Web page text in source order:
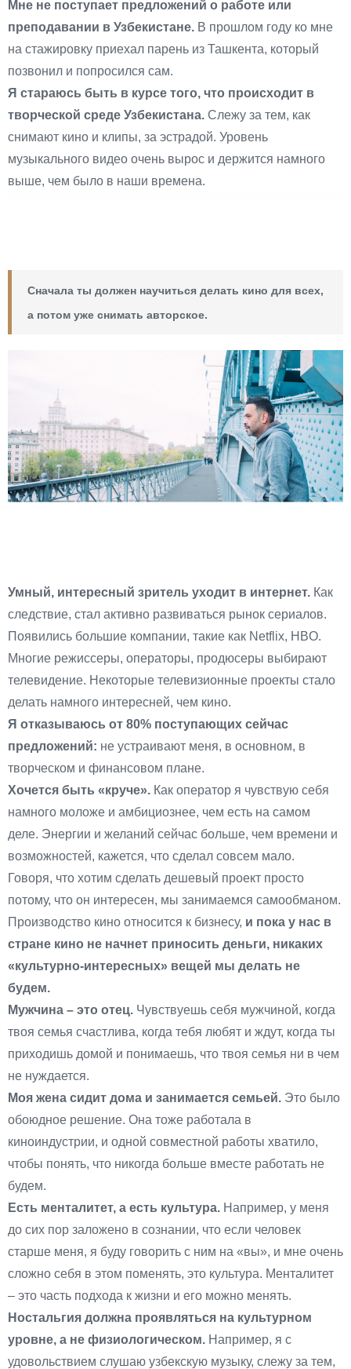
Мне не поступает предложений о работе или
преподавании в Узбекистане. В прошлом году ко мне
на стажировку приехал парень из Ташкента, который
позвонил и попросился сам.
Я стараюсь быть в курсе того, что происходит в
творческой среде Узбекистана. Слежу за тем, как
снимают кино и клипы, за эстрадой. Уровень
музыкального видео очень вырос и держится намного
выше, чем было в наши времена.
Сначала ты должен научиться делать кино для всех,
а потом уже снимать авторское.
Умный, интересный зритель уходит в интернет. Как
следствие, стал активно развиваться рынок сериалов.
Появились большие компании, такие как Netflix, HBO.
Многие режиссеры, операторы, продюсеры выбирают
телевидение. Некоторые телевизионные проекты стало
делать намного интересней, чем кино.
Я отказываюсь от 80% поступающих сейчас
предложений: не устраивают меня, в основном, в
творческом и финансовом плане.
Хочется быть «круче». Как оператор я чувствую себя
намного моложе и амбициознее, чем есть на самом
деле. Энергии и желаний сейчас больше, чем времени и
возможностей, кажется, что сделал совсем мало.
Говоря, что хотим сделать дешевый проект просто
потому, что он интересен, мы занимаемся самообманом.
Производство кино относится к бизнесу, и пока у нас в
стране кино не начнет приносить деньги, никаких
«культурно-интересных» вещей мы делать не
будем.
Мужчина – это отец. Чувствуешь себя мужчиной, когда
твоя семья счастлива, когда тебя любят и ждут, когда ты
приходишь домой и понимаешь, что твоя семья ни в чем
не нуждается.
Моя жена сидит дома и занимается семьей. Это было
обоюдное решение. Она тоже работала в
киноиндустрии, и одной совместной работы хватило,
чтобы понять, что никогда больше вместе работать не
будем.
Есть менталитет, а есть культура. Например, у меня
до сих пор заложено в сознании, что если человек
старше меня, я буду говорить с ним на «вы», и мне очень
сложно себя в этом поменять, это культура. Менталитет
– это часть подхода к жизни и его можно менять.
Ностальгия должна проявляться на культурном
уровне, а не физиологическом. Например, я с
удовольствием слушаю узбекскую музыку, слежу за тем,